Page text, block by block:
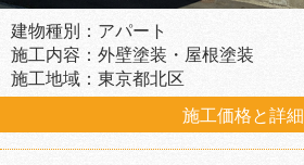
建物種別：アパート
施工内容：外壁塗装・屋根塗装
施工地域：東京都北区
施工価格と詳細